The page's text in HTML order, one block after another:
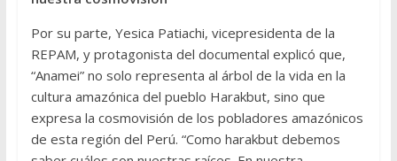
Por su parte, Yesica Patiachi, vicepresidenta de la
REPAM, y protagonista del documental explicó que,
“Anamei” no solo representa al árbol de la vida en la
cultura amazónica del pueblo Harakbut, sino que
expresa la cosmovisión de los pobladores amazónicos
de esta región del Perú. “Como harakbut debemos